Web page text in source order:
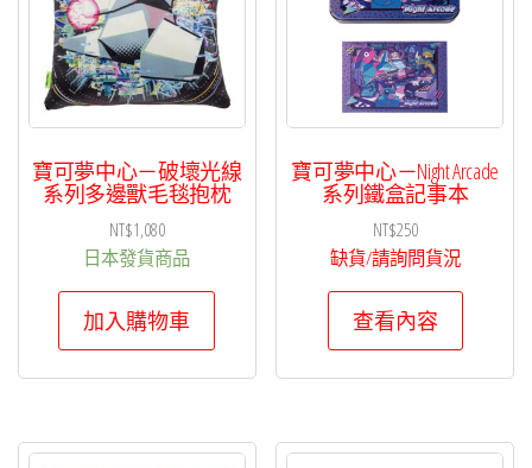
寶可夢中心－破壞光線
系列多邊獸毛毯抱枕
NT$1,080
日本發貨商品
加入購物車
寶可夢中心－Night Arcade
系列鐵盒記事本
NT$250
缺貨/請詢問貨況
查看內容